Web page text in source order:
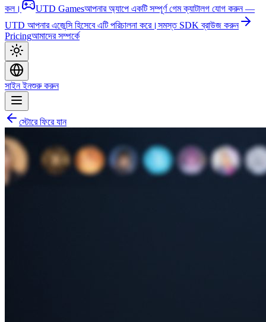
কল।
UTD Gamesআপনার অ্যাপে একটি সম্পূর্ণ গেম ক্যাটালগ যোগ করুন —
UTD আপনার এজেন্সি হিসেবে এটি পরিচালনা করে। সমস্ত SDK ব্রাউজ করুন
Pricingআমাদের সম্পর্কে
সাইন ইনশুরু করুন
স্টোরে ফিরে যান